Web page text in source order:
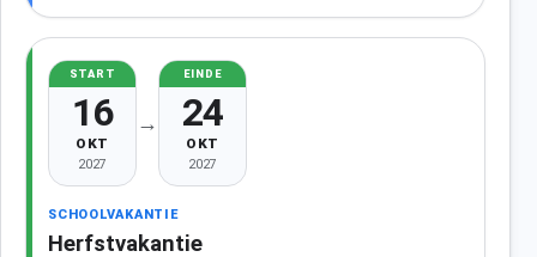
START
16
OKT
2027
→
EINDE
24
OKT
2027
SCHOOLVAKANTIE
Herfstvakantie